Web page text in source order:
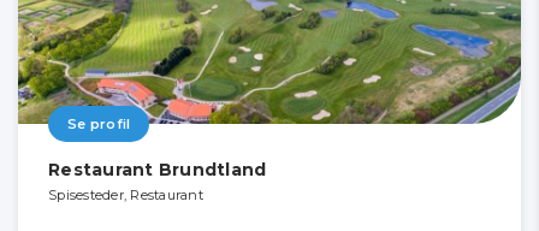
Se profil
Restaurant Brundtland
Spisesteder, Restaurant